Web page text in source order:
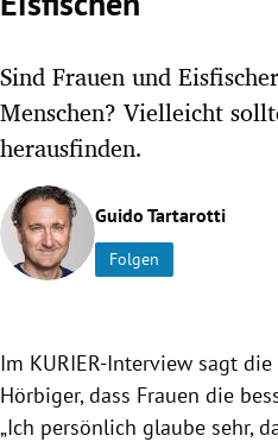
Untermenü
Untermenü
Untermenü
Sind Frauen und
Menschen? Vielleicht
herausfinden.
Guido Tartarotti
Folgen
Im KURIER-Interview sagt
Hörbiger, dass Frauen die
„Ich persönlich glaube sehr,